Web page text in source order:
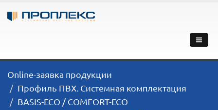
Online-заявка продукции
Профиль ПВХ. Системная комплектация
BASIS-ECO / COMFORT-ECO